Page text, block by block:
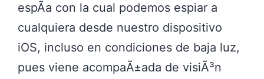
espÃ­a con la cual podemos espiar a
cualquiera desde nuestro dispositivo
iOS, incluso en condiciones de baja luz,
pues viene acompaÃ±ada de visiÃ³n